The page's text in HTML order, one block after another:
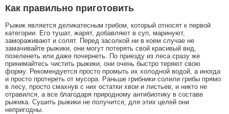
Как правильно приготовить
Рыжик является деликатесным грибом, который относят к первой
категории. Его тушат, жарят, добавляют в суп, маринуют,
замораживают и солят. Перед засолкой ни в коем случае не
замачивайте рыжики, они могут потерять свой красивый вид,
позеленеть или даже почернеть. По приезду из леса сразу же
принимайтесь чистить рыжики, они очень быстро теряют свою
форму. Рекомендуется просто промыть их холодной водой, а иногда
и просто протереть от мусора. Раньше грибники солили грибы прямо
в лесу, просто смахнув с них остатки хвои и листьев, и никто не
отравился, а все благодаря природному антибиотику в составе
рыжика. Сушить рыжики не получится, для этих целей они
непригодны.